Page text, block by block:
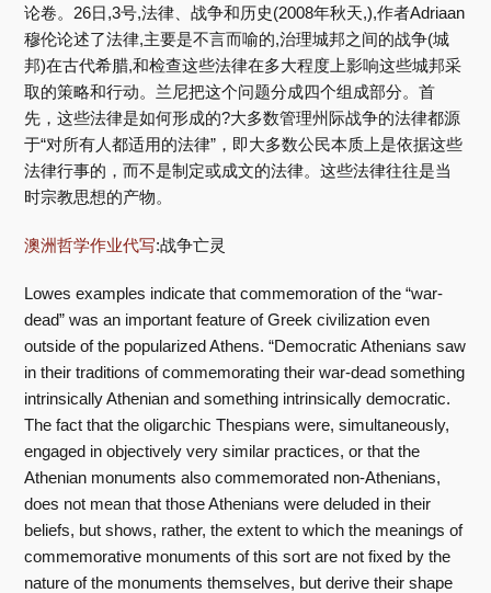
论卷。26日,3号,法律、战争和历史(2008年秋天,),作者Adriaan
穆伦论述了法律,主要是不言而喻的,治理城邦之间的战争(城
邦)在古代希腊,和检查这些法律在多大程度上影响这些城邦采
取的策略和行动。兰尼把这个问题分成四个组成部分。首
先，这些法律是如何形成的?大多数管理州际战争的法律都源
于“对所有人都适用的法律”，即大多数公民本质上是依据这些
法律行事的，而不是制定或成文的法律。这些法律往往是当
时宗教思想的产物。
澳洲哲学作业代写:战争亡灵
Lowes examples indicate that commemoration of the “war-
dead” was an important feature of Greek civilization even
outside of the popularized Athens. “Democratic Athenians saw
in their traditions of commemorating their war-dead something
intrinsically Athenian and something intrinsically democratic.
The fact that the oligarchic Thespians were, simultaneously,
engaged in objectively very similar practices, or that the
Athenian monuments also commemorated non-Athenians,
does not mean that those Athenians were deluded in their
beliefs, but shows, rather, the extent to which the meanings of
commemorative monuments of this sort are not fixed by the
nature of the monuments themselves, but derive their shape